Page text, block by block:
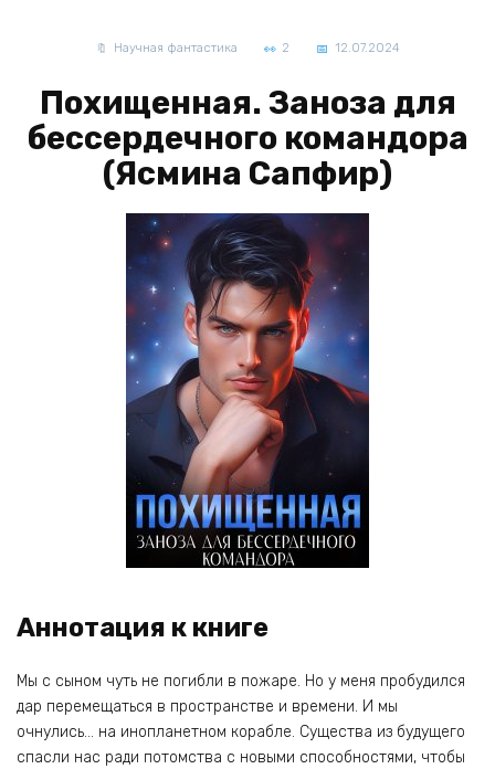
Научная фантастика 2 12.07.2024
Похищенная. Заноза для
бессердечного командора
(Ясмина Сапфир)
Аннотация к книге
Мы с сыном чуть не погибли в пожаре. Но у меня пробудился
дар перемещаться в пространстве и времени. И мы
очнулись… на инопланетном корабле. Существа из будущего
спасли нас ради потомства с новыми способностями, чтобы